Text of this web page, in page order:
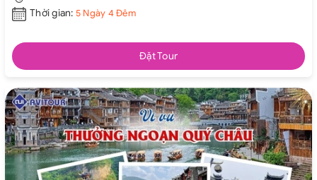
Thời gian: 5 Ngày 4 Đêm
Đặt Tour